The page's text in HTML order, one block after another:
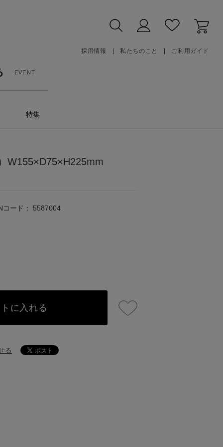
採用情報 私たちのこと ご利用ガイド
EVENT
特集
W155×D75×H225mm
コード： 5587004
に入れる
る